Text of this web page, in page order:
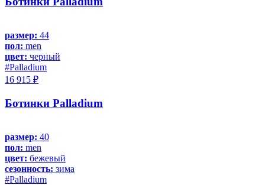
размер: 44
пол: men
цвет: черный
#Palladium
16 915 ₽
Ботинки Palladium
размер: 40
пол: men
цвет: бежевый
сезонность: зима
#Palladium